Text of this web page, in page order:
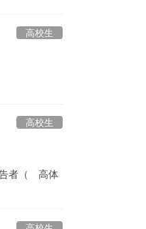
高校生
高校生
告者（ 高体